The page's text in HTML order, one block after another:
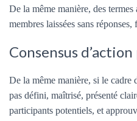
De la même manière, des
membres laissées sans
Consensus
De la même manière, si le cadre
pas défini, maîtrisé, présenté
participants potentiels, et